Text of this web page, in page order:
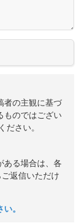
者の主観に基づ
ものではござい
ださい。
ある場合は、各
返信いただけ
。